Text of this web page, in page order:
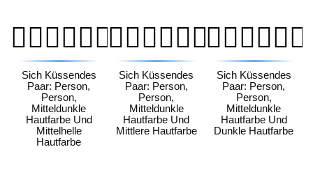
🧑🏾‍❤️‍💋‍🧑🏼
Sich Küssendes
Paar: Person,
Person,
Mitteldunkle
Hautfarbe Und
Mittelhelle
Hautfarbe
🧑🏾‍❤️‍💋‍🧑🏽
Sich Küssendes
Paar: Person,
Person,
Mitteldunkle
Hautfarbe Und
Mittlere Hautfarbe
🧑🏾‍❤️‍💋‍🧑🏿
Sich Küssendes
Paar: Person,
Person,
Mitteldunkle
Hautfarbe Und
Dunkle Hautfarbe